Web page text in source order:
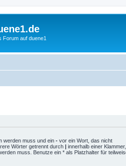
Forum auf duene1
werden muss und ein - vor ein Wort, das nicht
Wörter getrennt durch | innerhalb einer Klammer,
muss. Benutze ein * als Platzhalter für